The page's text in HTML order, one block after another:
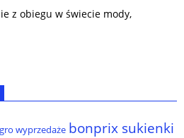
z obiegu w świecie mody,
wyprzedaże bonprix sukienki